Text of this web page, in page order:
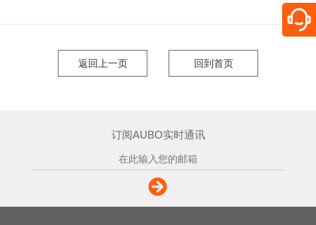
返回上一页 回到首页
订阅AUBO实时通讯